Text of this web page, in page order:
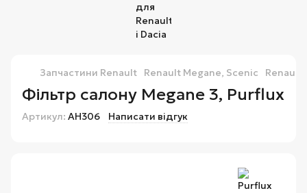
Запчастини Renault Renault Megane, Scenic Renault
Фільтр салону Megane 3, Purflux
Артикул: AH306 Написати відгук